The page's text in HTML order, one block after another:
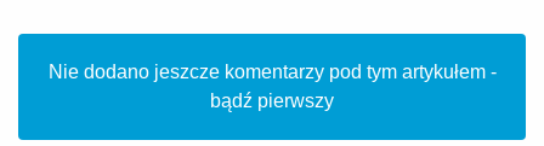
Nie dodano jeszcze komentarzy pod tym artykułem -
bądź pierwszy